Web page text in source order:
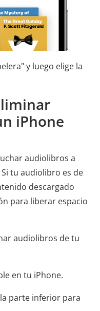
y luego elige la
iPhone
audiolibros a
tu audiolibro es de
descargado
para liberar espacio
audiolibros de tu
en tu iPhone.
parte inferior para